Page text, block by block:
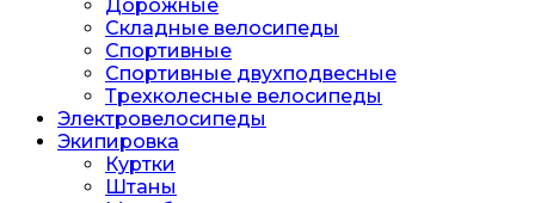
Дорожные
Складные велосипеды
Спортивные
Спортивные двухподвесные
Трехколесные велосипеды
Электровелосипеды
Экипировка
Куртки
Штаны